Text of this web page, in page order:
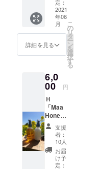
ところ
CAMPF
IRE価格
※国内配
送のみ
せは、
ネギ・
大和芋
（とろ
ろ
芋）・
姫・甘
姫）・
芋（き
たあか
り・イ
ンカの
めざ
め）・
玉ね
ぎ・サ
ラダ小
ダー〕
〔イラ
ンイラ
ンブレ
ンド〕
ウッド
ブレン
ド〕か
ら選び
くださ
い。 ※
税・送
料込み
※定価
３,６４
０円
（税・
定：
2021
年06
月
詳細を見る
こ
の
リ
タ
ー
ン
を
選
択
す
る
6,0
00 円
Ｈ
「Maa
Honey
Shamp
oo &
Treatm
ent」の
セット
シャン
支援
者：
10人
お届
け予
定：